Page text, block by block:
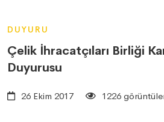
DUYURU
Çelik İhracatçıları Birliği
Duyurusu
26 Ekim 2017 1226